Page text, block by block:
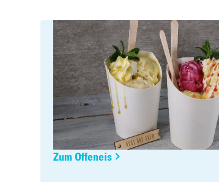
Zum Offeneis